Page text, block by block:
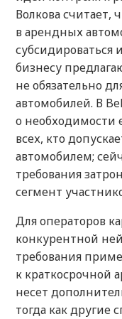
Волкова считает,
в арендных
бизнесу
не обязательно
автомобилей. В
о необходимости
всех, кто
автомобилем;
требования
сегмент
Для операторов
конкурентной
требования
к краткосрочной
несет
тогда как другие